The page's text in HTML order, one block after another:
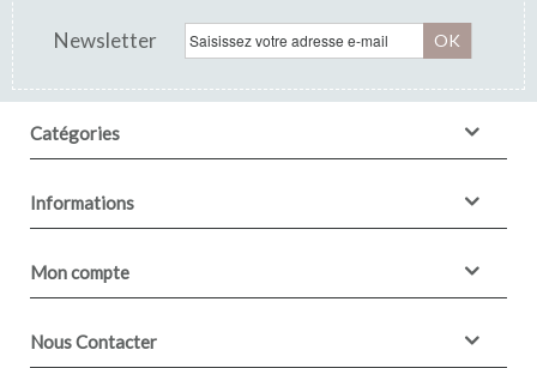
Newsletter OK
Catégories
Informations
Mon compte
Nous Contacter